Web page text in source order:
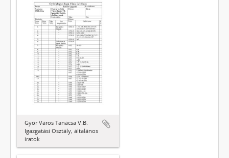
Győr Város Tanácsa V.B.
Igazgatási Osztály, általános
iratok